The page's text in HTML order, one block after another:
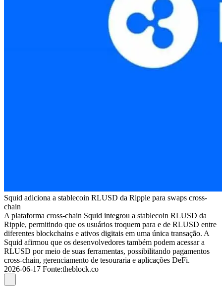
Squid adiciona a stablecoin RLUSD da Ripple para swaps cross-
chain
A plataforma cross-chain Squid integrou a stablecoin RLUSD da
Ripple, permitindo que os usuários troquem para e de RLUSD entre
diferentes blockchains e ativos digitais em uma única transação. A
Squid afirmou que os desenvolvedores também podem acessar a
RLUSD por meio de suas ferramentas, possibilitando pagamentos
cross-chain, gerenciamento de tesouraria e aplicações DeFi.
2026-06-17 Fonte:theblock.co